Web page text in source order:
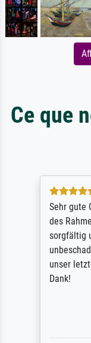
Ce que
Sehr gute
des
sorgfältig
unser
Dank!